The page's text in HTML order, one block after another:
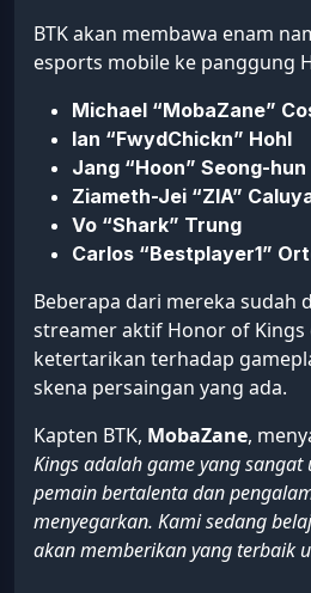
BTK akan membawa enam
esports mobile ke panggung
Michael “MobaZane”
Ian “FwydChickn” Hohl
Jang “Hoon” Seong-hun
Ziameth-Jei “ZIA”
Vo “Shark” Trung
Carlos “Bestplayer1”
Beberapa dari mereka sudah
streamer aktif Honor of Kings
ketertarikan terhadap
skena persaingan yang ada.
Kapten BTK, MobaZane,
Kings adalah game yang
pemain bertalenta dan
menyegarkan. Kami sedang
akan memberikan yang terbaik